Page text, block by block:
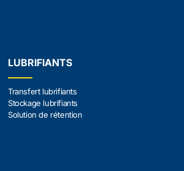
LUBRIFIANTS
Transfert lubrifiants
Stockage lubrifiants
Solution de rétention